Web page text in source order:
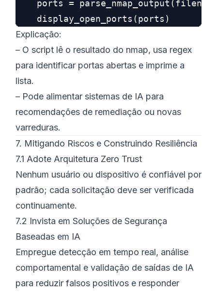
ports =
Explicação:
– O script lê o resultado do nmap, usa regex
para identificar portas abertas e imprime a
lista.
– Pode alimentar sistemas de IA para
recomendações de remediação ou novas
varreduras.
7. Mitigando Riscos e Construindo Resiliência
7.1 Adote Arquitetura Zero Trust
Nenhum usuário ou dispositivo é confiável por
padrão; cada solicitação deve ser verificada
continuamente.
7.2 Invista em Soluções de Segurança
Baseadas em IA
Empregue detecção em tempo real, análise
comportamental e validação de saídas de IA
para reduzir falsos positivos e responder